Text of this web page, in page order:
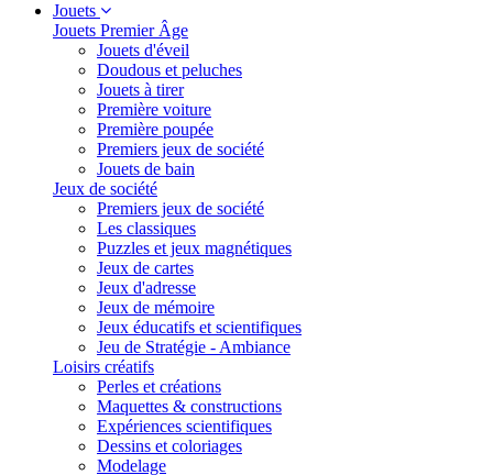
Jouets
Jouets Premier Âge
Jouets d'éveil
Doudous et peluches
Jouets à tirer
Première voiture
Première poupée
Premiers jeux de société
Jouets de bain
Jeux de société
Premiers jeux de société
Les classiques
Puzzles et jeux magnétiques
Jeux de cartes
Jeux d'adresse
Jeux de mémoire
Jeux éducatifs et scientifiques
Jeu de Stratégie - Ambiance
Loisirs créatifs
Perles et créations
Maquettes & constructions
Expériences scientifiques
Dessins et coloriages
Modelage